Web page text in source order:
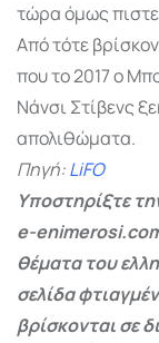
τώρα όμως
Από τότε
που το 2017 ο
Νάνσι Στίβενς
απολιθώματα.
Πηγή:LiFO
Υποστηρίξτε
e-
θέματα του
σελίδα
βρίσκονται σε